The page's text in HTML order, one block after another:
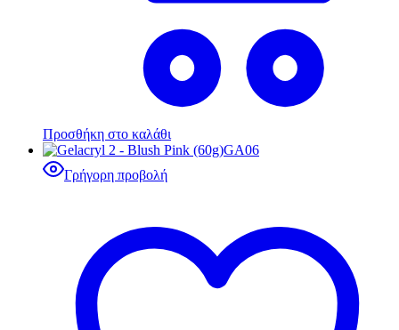
Προσθήκη στο καλάθι
Γρήγορη προβολή